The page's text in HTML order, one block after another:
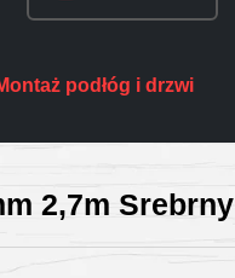
podłóg i drzwi
2,7m Srebrny